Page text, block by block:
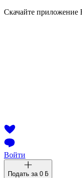
Скачайте приложение
Войти
Подать за 0 ƃ